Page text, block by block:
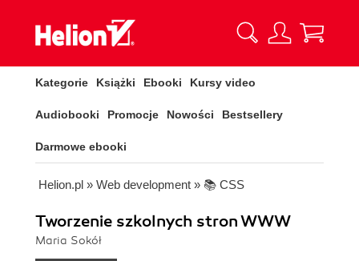
Kategorie Książki Ebooki Kursy video
Audiobooki Promocje Nowości Bestsellery
Darmowe ebooki
Helion.pl » Web development » 📚 CSS
Tworzenie szkolnych stron WWW
Maria Sokół